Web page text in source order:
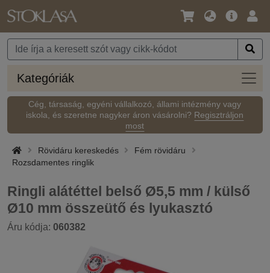
Nyelv
Pénznem
Fő
Kategóriák
Cég, társaság, egyéni vállalkozó, állami intézmény vagy
iskola, és szeretne nagyker áron vásárolni? Regisztráljon
most
Rövidáru kereskedés
Fém rövidáru
Rozsdamentes ringlik
Ringli alátéttel belső Ø5,5 mm / külső
Ø10 mm összeütő és lyukasztó
Áru kódja: 060382